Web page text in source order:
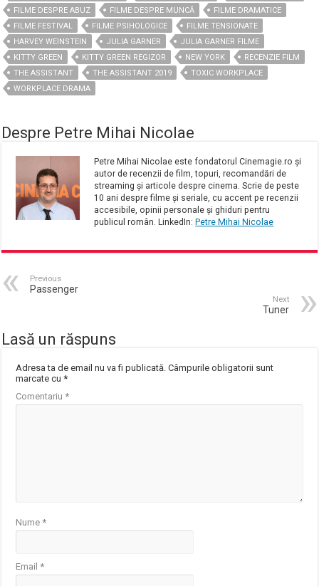
FILME DESPRE ABUZ
FILME DESPRE MUNCĂ
FILME DRAMATICE
FILME FESTIVAL
FILME PSIHOLOGICE
FILME TENSIONATE
HARVEY WEINSTEIN
JULIA GARNER
JULIA GARNER FILME
KITTY GREEN
KITTY GREEN REGIZOR NEW YORK
RECENZIE FILM
THE ASSISTANT
THE ASSISTANT 2019
TOXIC WORKPLACE
WORKPLACE DRAMA
Despre Petre Mihai Nicolae
Petre Mihai Nicolae este fondatorul Cinemagie.ro și
autor de recenzii de film, topuri, recomandări de
streaming și articole despre cinema. Scrie de peste
10 ani despre filme și seriale, cu accent pe recenzii
accesibile, opinii personale și ghiduri pentru
publicul român. LinkedIn:Petre Mihai Nicolae
Previous
Passenger
Next
Tuner
Lasă un răspuns
Adresa ta de email nu va fi publicată. Câmpurile obligatorii sunt
marcate cu*
Comentariu*
Nume*
Email*